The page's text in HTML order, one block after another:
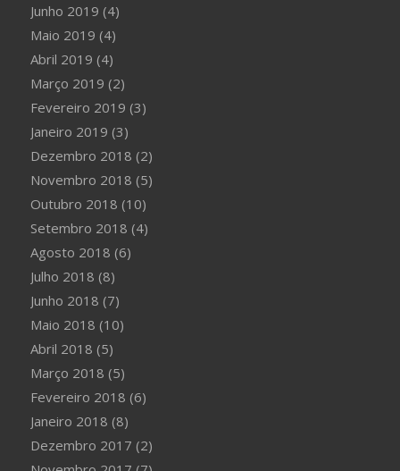
Junho 2019 (4)
Maio 2019 (4)
Abril 2019 (4)
Março 2019 (2)
Fevereiro 2019 (3)
Janeiro 2019 (3)
Dezembro 2018 (2)
Novembro 2018 (5)
Outubro 2018 (10)
Setembro 2018 (4)
Agosto 2018 (6)
Julho 2018 (8)
Junho 2018 (7)
Maio 2018 (10)
Abril 2018 (5)
Março 2018 (5)
Fevereiro 2018 (6)
Janeiro 2018 (8)
Dezembro 2017 (2)